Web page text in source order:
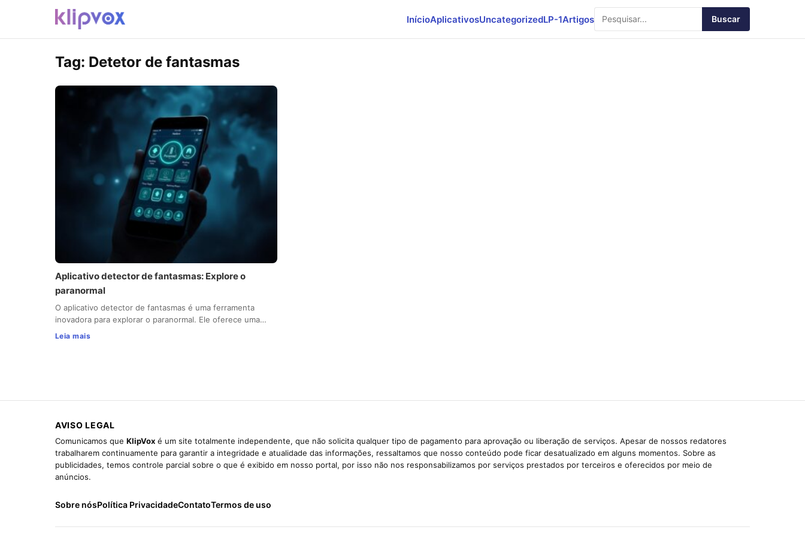
InícioAplicativosUncategorizedLP-1Artigos Buscar
Tag: Detetor de fantasmas
Aplicativo detector de fantasmas: Explore o
paranormal
O aplicativo detector de fantasmas é uma ferramenta
inovadora para explorar o paranormal. Ele oferece uma…
Leia mais
AVISO LEGAL
Comunicamos que KlipVox é um site totalmente independente, que não solicita qualquer tipo de pagamento para aprovação ou liberação de serviços. Apesar de nossos redatores
trabalharem continuamente para garantir a integridade e atualidade das informações, ressaltamos que nosso conteúdo pode ficar desatualizado em alguns momentos. Sobre as
publicidades, temos controle parcial sobre o que é exibido em nosso portal, por isso não nos responsabilizamos por serviços prestados por terceiros e oferecidos por meio de
anúncios.
Sobre nósPolítica PrivacidadeContatoTermos de uso